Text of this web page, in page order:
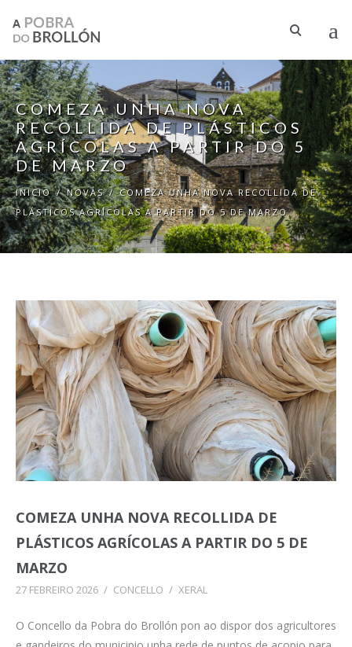
COMEZA UNHA NOVA
RECOLLIDA DE PLÁSTICOS
AGRÍCOLAS A PARTIR DO 5
DE MARZO
INICIO / NOVAS / COMEZA UNHA NOVA RECOLLIDA DE
PLÁSTICOS AGRÍCOLAS A PARTIR DO 5 DE MARZO
COMEZA UNHA NOVA RECOLLIDA DE
PLÁSTICOS AGRÍCOLAS A PARTIR DO 5 DE
MARZO
27 FEBREIRO 2026 / CONCELLO / XERAL
O Concello da Pobra do Brollón pon ao dispor dos agricultores